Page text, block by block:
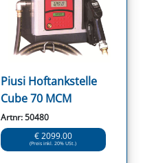
Piusi Hoftankstelle
Cube 70 MCM
Artnr: 50480
€ 2099.00
(Preis inkl. 20% USt.)